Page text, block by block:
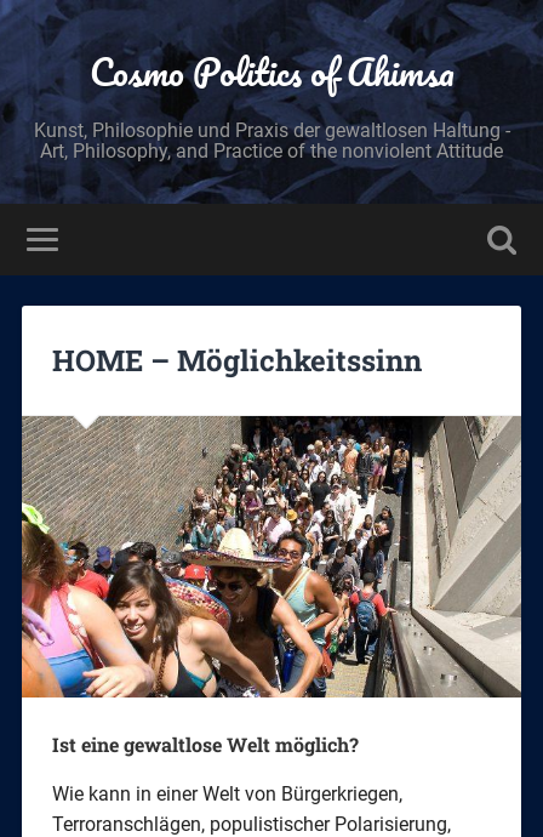
Cosmo Politics of Ahimsa
Kunst, Philosophie und Praxis der gewaltlosen Haltung -
Art, Philosophy, and Practice of the nonviolent Attitude
HOME – Möglichkeitssinn
Ist eine gewaltlose Welt möglich?
Wie kann in einer Welt von Bürgerkriegen,
Terroranschlägen, populistischer Polarisierung,